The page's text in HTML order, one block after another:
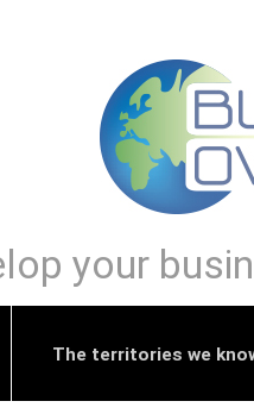
your
The territories we